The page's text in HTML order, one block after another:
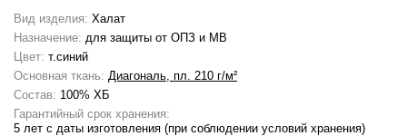
Вид изделия: Халат
Назначение: для защиты от ОПЗ и МВ
Цвет: т.синий
Основная ткань: Диагональ, пл. 210 г/м²
Состав: 100% ХБ
Гарантийный срок хранения:
5 лет с даты изготовления (при соблюдении условий хранения)